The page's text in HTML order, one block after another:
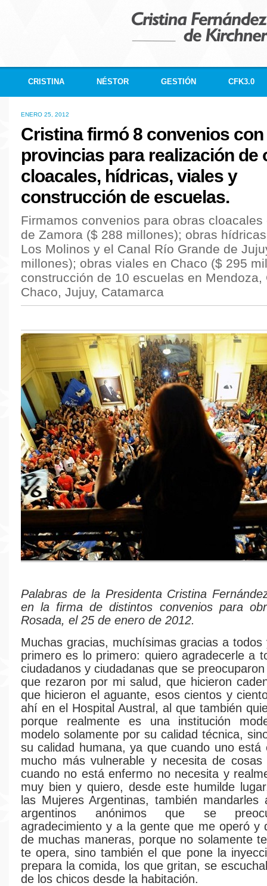
CRISTINA NÉSTOR GESTIÓN CFK3.0
ENERO 25, 2012
Cristina firmó 8 convenios
provincias para realización de
cloacales, hídricas, viales y
construcción de escuelas.
Firmamos convenios para obras cloacales
de Zamora ($ 288 millones); obras
Los Molinos y el Canal Río Grande de
millones); obras viales en Chaco ($ 295
construcción de 10 escuelas en Mendoza,
Chaco, Jujuy, Catamarca
Palabras de la Presidenta Cristina
en la firma de distintos convenios para
Rosada, el 25 de enero de 2012.
Muchas gracias, muchísimas gracias a
primero es lo primero: quiero agradecerle a
ciudadanos y ciudadanas que se
que rezaron por mi salud, que hicieron
que hicieron el aguante, esos cientos y
ahí en el Hospital Austral, al que también
porque realmente es una institución
modelo solamente por su calidad técnica,
su calidad humana, ya que cuando uno está
mucho más vulnerable y necesita de
cuando no está enfermo no necesita y
muy bien y quiero, desde este humilde
las Mujeres Argentinas, también mandarles
argentinos anónimos que se
agradecimiento y a la gente que me operó y
de muchas maneras, porque no solamente
te opera, sino también el que pone la
prepara la comida, los que gritan, se
de los chicos desde la habitación.